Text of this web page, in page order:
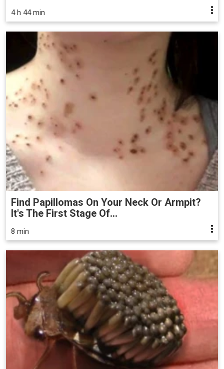
4 h 44 min
Find Papillomas On Your Neck Or Armpit?
It's The First Stage Of...
8 min